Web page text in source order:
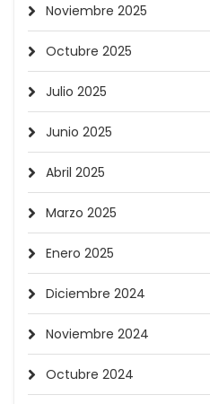
Noviembre 2025
Octubre 2025
Julio 2025
Junio 2025
Abril 2025
Marzo 2025
Enero 2025
Diciembre 2024
Noviembre 2024
Octubre 2024